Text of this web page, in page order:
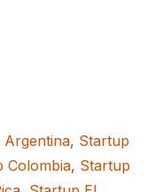
Argentina, Startup
Colombia, Startup